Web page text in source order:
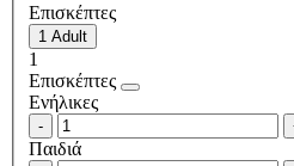
Επισκέπτες
1
Επισκέπτες
Ενήλικες
-
Παιδιά